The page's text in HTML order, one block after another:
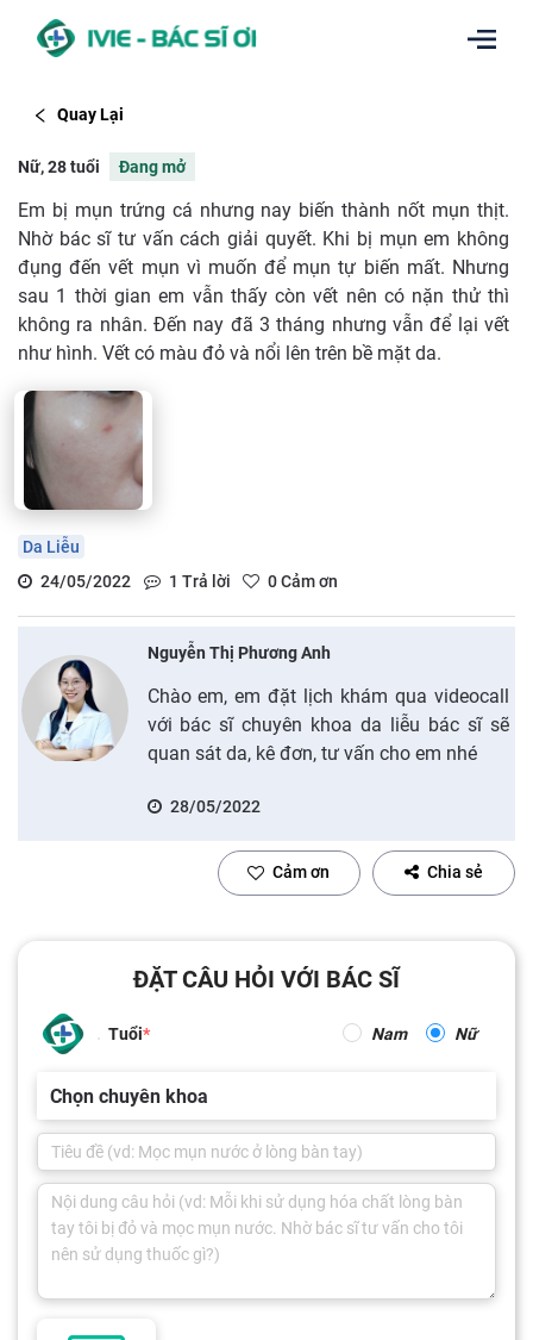
Quay Lại
Nữ, 28 tuổi Đang mở
Em bị mụn trứng cá nhưng nay biến thành nốt mụn thịt.
Nhờ bác sĩ tư vấn cách giải quyết. Khi bị mụn em không
đụng đến vết mụn vì muốn để mụn tự biến mất. Nhưng
sau 1 thời gian em vẫn thấy còn vết nên có nặn thử thì
không ra nhân. Đến nay đã 3 tháng nhưng vẫn để lại vết
như hình. Vết có màu đỏ và nổi lên trên bề mặt da.
Da Liễu
24/05/2022
1 Trả lời 0Cảm ơn
Nguyễn Thị Phương Anh
Chào em, em đặt lịch khám qua videocall
với bác sĩ chuyên khoa da liễu bác sĩ sẽ
quan sát da, kê đơn, tư vấn cho em nhé
28/05/2022
Cảm ơn Chia sẻ
ĐẶT CÂU HỎI VỚI BÁC SĨ
Tuổi Nam Nữ
Chọn chuyên khoa